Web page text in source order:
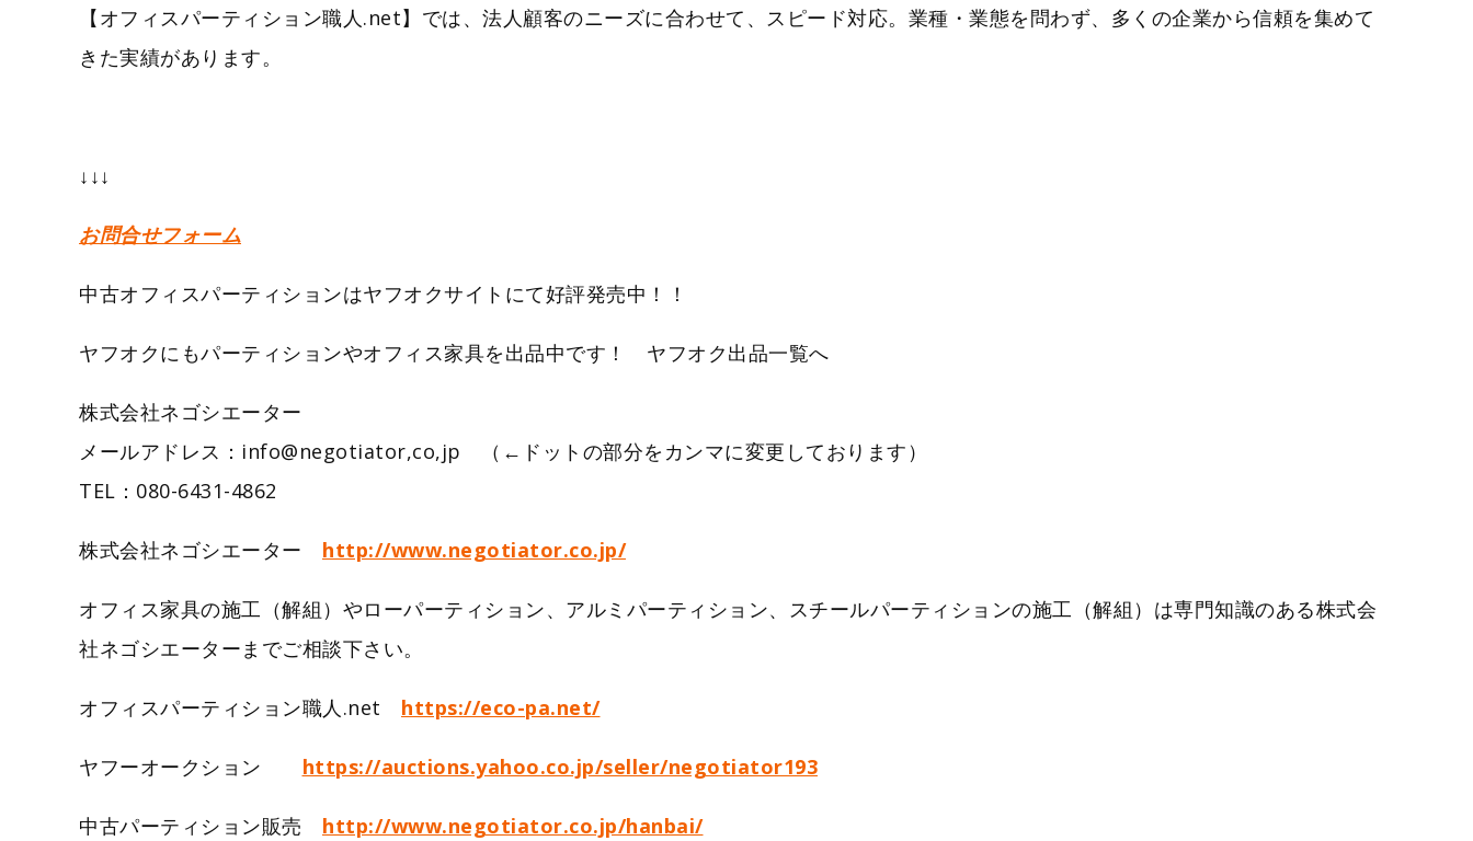
【オフィスパーティション職人.net】では、法人顧客のニーズに合わせて、スピード対応。業種・業態を問わず、多くの企業から信頼を集めて
きた実績があります。
↓↓↓
お問合せフォーム
中古オフィスパーティションはヤフオクサイトにて好評発売中！！
ヤフオクにもパーティションやオフィス家具を出品中です！ ヤフオク出品一覧へ
株式会社ネゴシエーター
メールアドレス：info@negotiator,co,jp （←ドットの部分をカンマに変更しております）
TEL：080-6431-4862
株式会社ネゴシエーター http://www.negotiator.co.jp/
オフィス家具の施工（解組）やローパーティション、アルミパーティション、スチールパーティションの施工（解組）は専門知識のある株式会
社ネゴシエーターまでご相談下さい。
オフィスパーティション職人.net https://eco-pa.net/
ヤフーオークション https://auctions.yahoo.co.jp/seller/negotiator193
中古パーティション販売 http://www.negotiator.co.jp/hanbai/